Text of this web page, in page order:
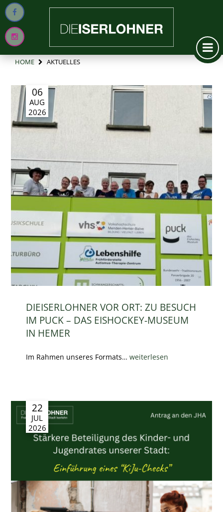
HOME AKTUELLES
06
AUG
2026
DIEISERLOHNER VOR ORT: ZU BESUCH
IM PUCK – DAS EISHOCKEY-MUSEUM
IN HEMER
Im Rahmen unseres Formats…weiterlesen
22
JUL
2026